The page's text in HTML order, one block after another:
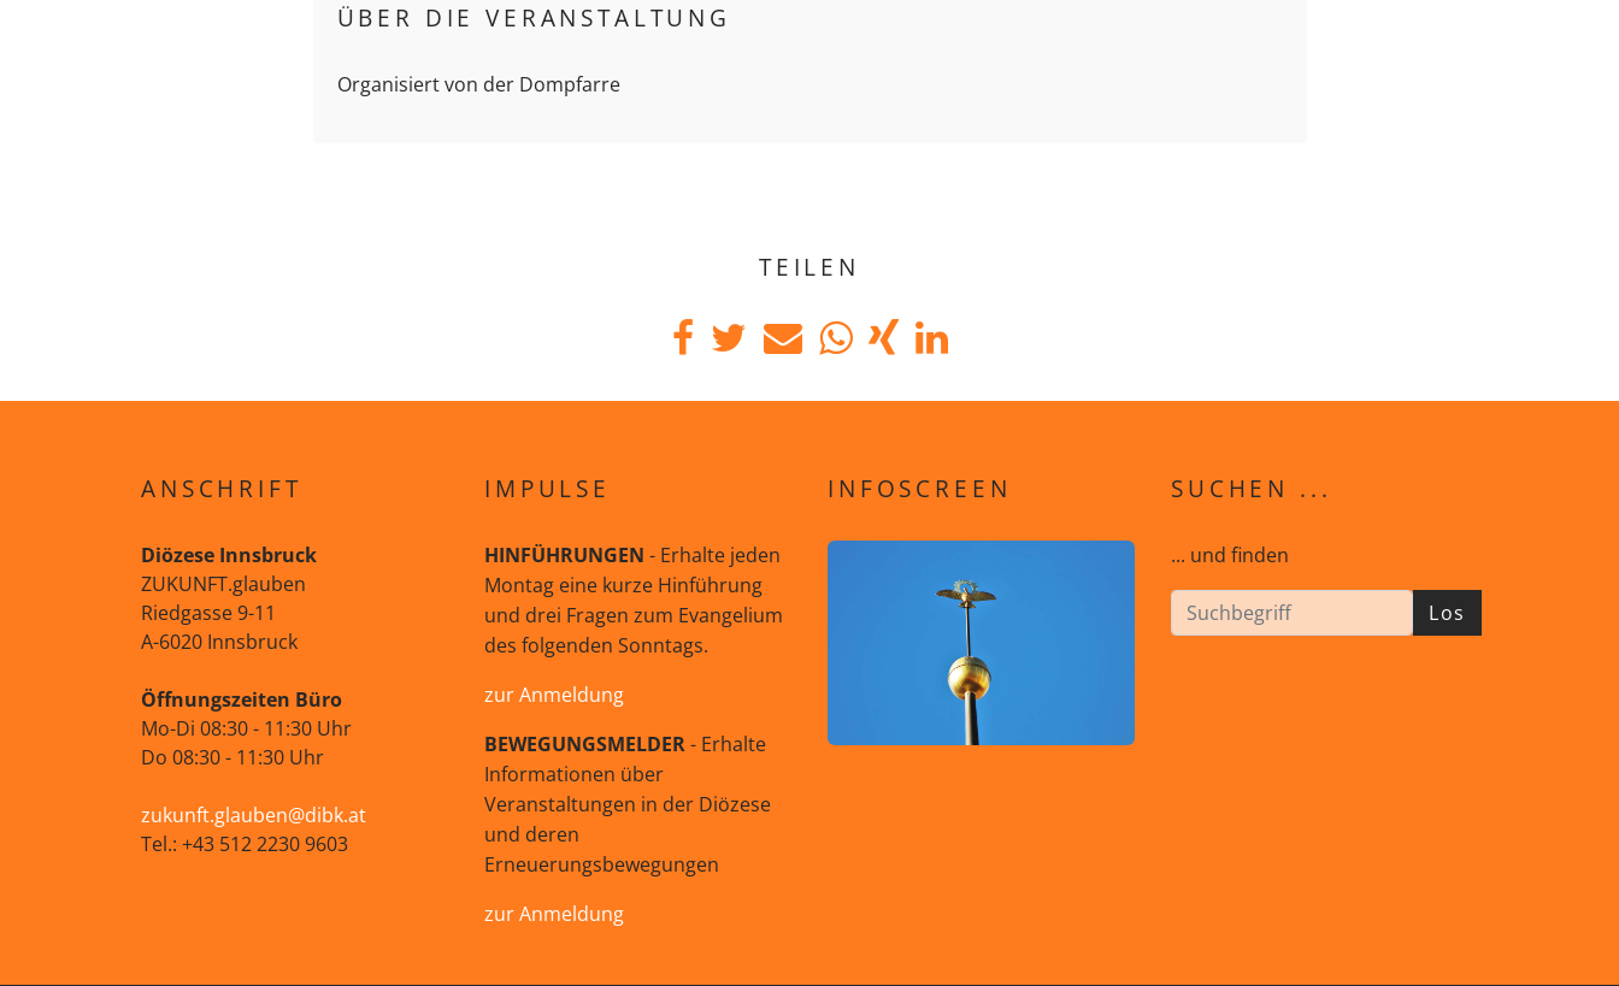
ÜBER DIE VERANSTALTUNG
Organisiert von der Dompfarre
TEILEN
ANSCHRIFT
Diözese Innsbruck
ZUKUNFT.glauben
Riedgasse 9-11
A-6020 Innsbruck
Öffnungszeiten Büro
Mo-Di 08:30 - 11:30 Uhr
Do 08:30 - 11:30 Uhr
zukunft.glauben@dibk.at
Tel.: +43 512 2230 9603
IMPULSE
HINFÜHRUNGEN - Erhalte jeden
Montag eine kurze Hinführung
und drei Fragen zum Evangelium
des folgenden Sonntags.
zur Anmeldung
BEWEGUNGSMELDER- Erhalte
Informationen über
Veranstaltungen in der Diözese
und deren
Erneuerungsbewegungen
zur Anmeldung
INFOSCREEN SUCHEN ...
... und finden
Los